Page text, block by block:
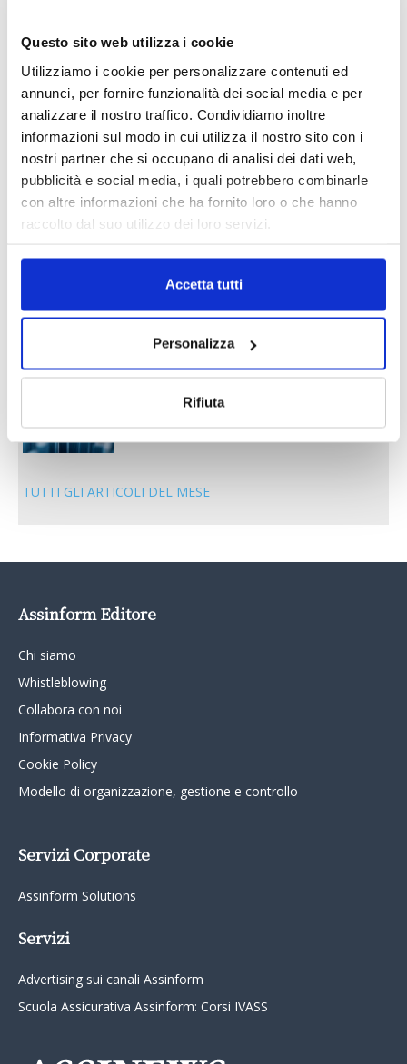
Questo sito web utilizza i cookie
Utilizziamo i cookie per personalizzare contenuti ed
annunci, per fornire funzionalità dei social media e per
analizzare il nostro traffico. Condividiamo inoltre
informazioni sul modo in cui utilizza il nostro sito con i
nostri partner che si occupano di analisi dei dati web,
pubblicità e social media, i quali potrebbero combinarle
con altre informazioni che ha fornito loro o che hanno
raccolto dal suo utilizzo dei loro servizi.
Accetta tutti
Personalizza
Rifiuta
Reclami e sanzioni 2025
30 Giugno 2026
LA GESTIONE DELLA REPUTAZIONE.
30 Giugno 2026
Il “Modulo CAI” diventa digitale
PREMI 2025. I TOP TEN
TUTTI GLI ARTICOLI DEL MESE
Assinform Editore
Chi siamo
Whistleblowing
Collabora con noi
Informativa Privacy
Cookie Policy
Modello di organizzazione, gestione e controllo
Servizi Corporate
Assinform Solutions
Servizi
Advertising sui canali Assinform
Scuola Assicurativa Assinform: Corsi IVASS